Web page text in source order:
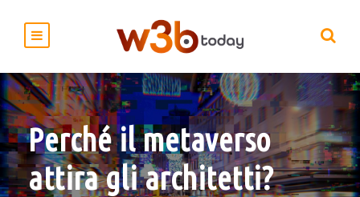
Perché il metaverso
attira gli architetti?